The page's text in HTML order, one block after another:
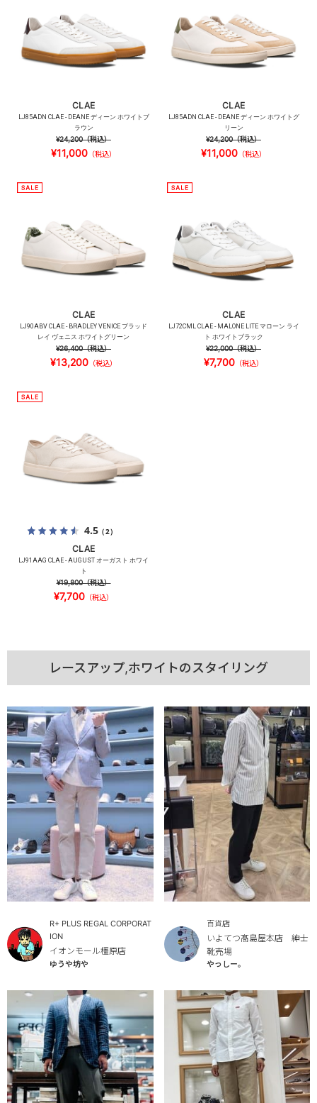
CLAE
LJ85ADN CLAE - DEANE ディーン ホワイトブ
ラウン
¥24,200（税込）
¥11,000 （税込）
CLAE
LJ85ADN CLAE - DEANE ディーン ホワイトグ
リーン
¥24,200（税込）
¥11,000 （税込）
CLAE
LJ90ABV CLAE - BRADLEY VENICE ブラッド
レイ ヴェニス ホワイトグリーン
¥26,400（税込）
¥13,200 （税込）
CLAE
LJ72CML CLAE - MALONE LITE マローン ライ
ト ホワイトブラック
¥22,000（税込）
¥7,700 （税込）
4.5（2）
CLAE
LJ91AAG CLAE - AUGUST オーガスト ホワイ
ト
¥19,800（税込）
¥7,700 （税込）
レースアップ,ホワイトのスタイリング
R+ PLUS REGAL CORPORAT
ION
イオンモール橿原店
ゆうや坊や
百貨店
いよてつ髙島屋本店 紳士
靴売場
やっしー。